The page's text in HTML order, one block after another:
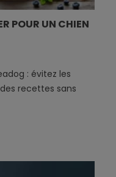
POUR UN CHIEN
: évitez les
recettes sans